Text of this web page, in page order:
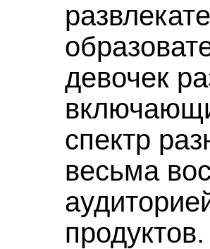
девочек
спектр
весьма
продуктов.